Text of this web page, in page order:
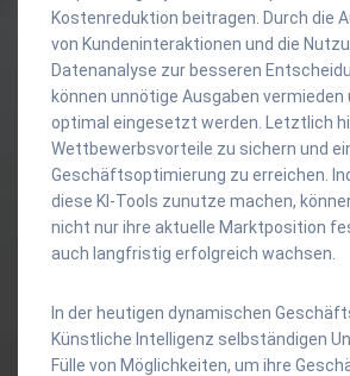
Kostenreduktion beitragen. Durch die
von Kundeninteraktionen und die
Datenanalyse zur besseren
können unnötige Ausgaben vermieden
optimal eingesetzt werden. Letztlich
Wettbewerbsvorteile zu sichern und
Geschäftsoptimierung zu erreichen.
diese KI-Tools zunutze machen,
nicht nur ihre aktuelle Marktposition
auch langfristig erfolgreich wachsen.
In der heutigen dynamischen
Künstliche Intelligenz selbständigen
Fülle von Möglichkeiten, um ihre